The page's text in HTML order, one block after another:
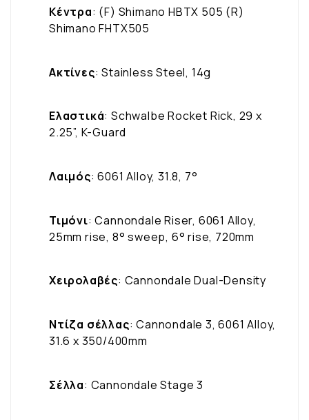
Κέντρα: (F) Shimano HBTX 505 (R)
Shimano FHTX505
Ακτίνες: Stainless Steel, 14g
Ελαστικά: Schwalbe Rocket Rick, 29 x
2.25”, K-Guard
Λαιμός: 6061 Alloy, 31.8, 7°
Τιμόνι: Cannondale Riser, 6061 Alloy,
25mm rise, 8° sweep, 6° rise, 720mm
Χειρολαβές: Cannondale Dual-Density
Ντίζα σέλλας: Cannondale 3, 6061 Alloy,
31.6 x 350/400mm
Σέλλα: Cannondale Stage 3